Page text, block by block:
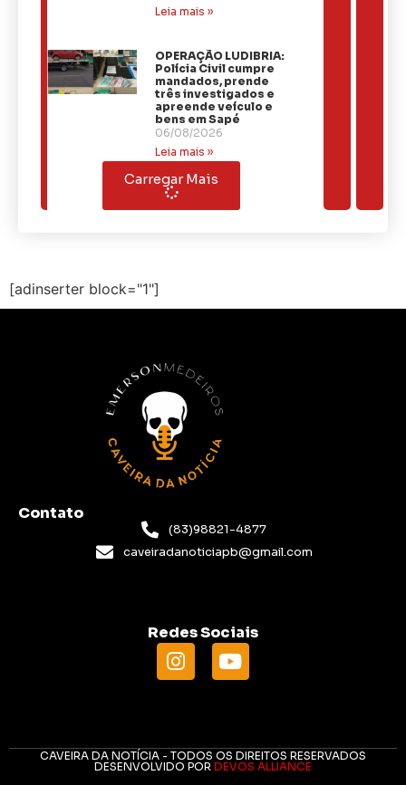
Leia mais »
OPERAÇÃO LUDIBRIA:
Polícia Civil cumpre
mandados, prende
três investigados e
apreende veículo e
bens em Sapé
06/08/2026
Leia mais »
Carregar Mais
[adinserter block="1"]
Contato
(83)98821-4877
caveiradanoticiapb@gmail.com
Redes Sociais
CAVEIRA DA NOTÍCIA - TODOS OS DIREITOS RESERVADOS
DESENVOLVIDO POR DEVOS ALLIANCE